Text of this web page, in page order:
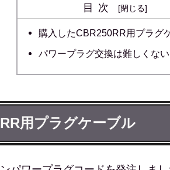
目次
購入したCBR250RR用プラグ
パワープラグ交換は難しくない
用プラグケーブル